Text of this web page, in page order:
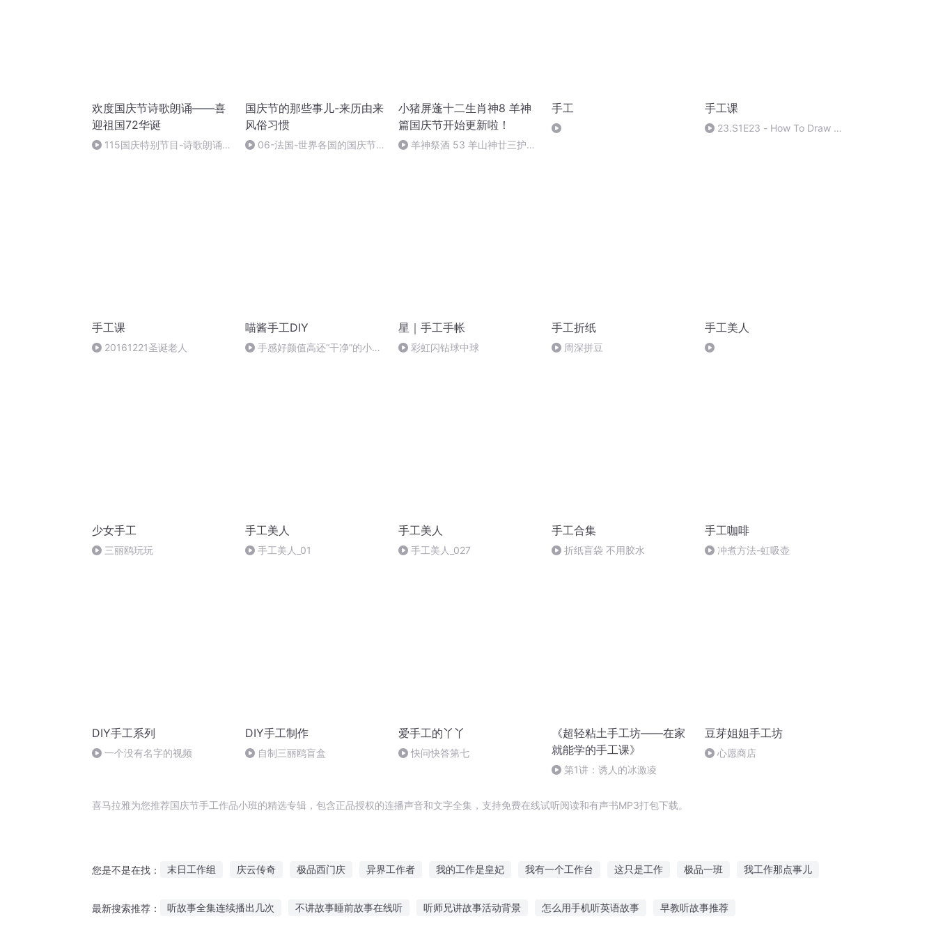
欢度国庆节诗歌朗诵——喜
迎祖国72华诞
115国庆特别节目-诗歌朗诵-
国庆节的那些事儿-来历由来
风俗习惯
06-法国-世界各国的国庆节-
小猪屏蓬十二生肖神8 羊神
篇国庆节开始更新啦！
羊神祭酒 53 羊山神廿三护祭
手工 手工课
23.S1E23 - How To Draw A
手工课
20161221圣诞老人
喵酱手工DIY
手感好颜值高还“干净”的小店
星｜手工手帐
彩虹闪钻球中球
手工折纸
周深拼豆
手工美人
少女手工
三丽鸥玩玩
手工美人
手工美人_01
手工美人
手工美人_027
手工合集
折纸盲袋 不用胶水
手工咖啡
冲煮方法-虹吸壶
DIY手工系列
一个没有名字的视频
DIY手工制作
自制三丽鸥盲盒
爱手工的丫丫
快问快答第七
《超轻粘土手工坊——在家
就能学的手工课》
第1讲：诱人的冰激凌
豆芽姐姐手工坊
心愿商店
喜马拉雅为您推荐国庆节手工作品小班的精选专辑，包含正品授权的连播声音和文字全集，支持免费在线试听阅读和有声书MP3打包下载。
您是不是在找： 末日工作组 庆云传奇 极品西门庆 异界工作者 我的工作是皇妃 我有一个工作台 这只是工作 极品一班 我工作那点事儿
最新搜索推荐： 听故事全集连续播出几次 不讲故事睡前故事在线听 听师兄讲故事活动背景 怎么用手机听英语故事 早教听故事推荐